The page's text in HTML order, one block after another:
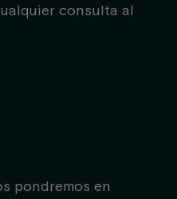
consulta al
pondremos en